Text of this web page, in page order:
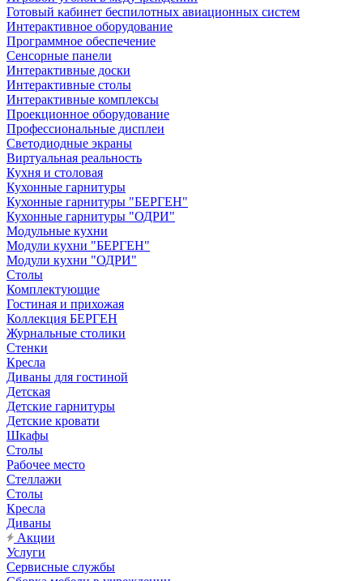
Готовый кабинет беспилотных авиационных систем
Интерактивное оборудование
Программное обеспечение
Сенсорные панели
Интерактивные доски
Интерактивные столы
Интерактивные комплексы
Проекционное оборудование
Профессиональные дисплеи
Светодиодные экраны
Виртуальная реальность
Кухня и столовая
Кухонные гарнитуры
Кухонные гарнитуры "БЕРГЕН"
Кухонные гарнитуры "ОДРИ"
Модульные кухни
Модули кухни "БЕРГЕН"
Модули кухни "ОДРИ"
Столы
Комплектующие
Гостиная и прихожая
Коллекция БЕРГЕН
Журнальные столики
Стенки
Кресла
Диваны для гостиной
Детская
Детские гарнитуры
Детские кровати
Шкафы
Столы
Рабочее место
Стеллажи
Столы
Кресла
Диваны
Акции
Услуги
Сервисные службы